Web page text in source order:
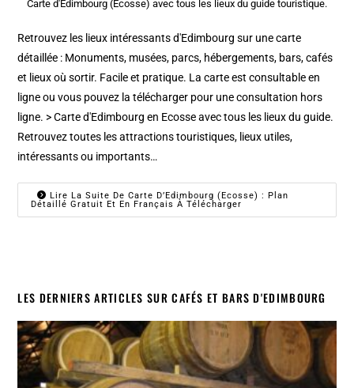
Carte d'Edimbourg (Ecosse) avec tous les lieux du guide touristique.
Retrouvez les lieux intéressants d'Edimbourg sur une carte
détaillée : Monuments, musées, parcs, hébergements, bars, cafés
et lieux où sortir. Facile et pratique. La carte est consultable en
ligne ou vous pouvez la télécharger pour une consultation hors
ligne. > Carte d'Edimbourg en Ecosse avec tous les lieux du guide.
Retrouvez toutes les attractions touristiques, lieux utiles,
intéressants ou importants…
Lire La Suite De Carte D’Edimbourg (Ecosse) : Plan
Détaillé Gratuit Et En Français À Télécharger
LES DERNIERS ARTICLES SUR CAFÉS ET BARS D'EDIMBOURG